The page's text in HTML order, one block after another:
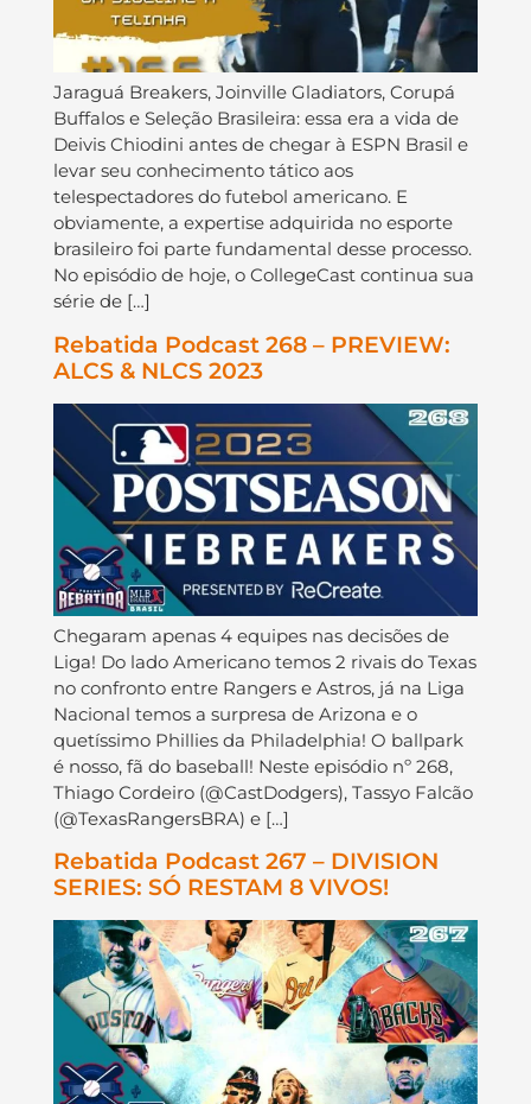
Jaraguá Breakers, Joinville Gladiators, Corupá
Buffalos e Seleção Brasileira: essa era a vida de
Deivis Chiodini antes de chegar à ESPN Brasil e
levar seu conhecimento tático aos
telespectadores do futebol americano. E
obviamente, a expertise adquirida no esporte
brasileiro foi parte fundamental desse processo.
No episódio de hoje, o CollegeCast continua sua
série de […]
Rebatida Podcast 268 – PREVIEW:
ALCS & NLCS 2023
Chegaram apenas 4 equipes nas decisões de
Liga! Do lado Americano temos 2 rivais do Texas
no confronto entre Rangers e Astros, já na Liga
Nacional temos a surpresa de Arizona e o
quetíssimo Phillies da Philadelphia! O ballpark
é nosso, fã do baseball! Neste episódio nº 268,
Thiago Cordeiro (@CastDodgers), Tassyo Falcão
(@TexasRangersBRA) e […]
Rebatida Podcast 267 – DIVISION
SERIES: SÓ RESTAM 8 VIVOS!